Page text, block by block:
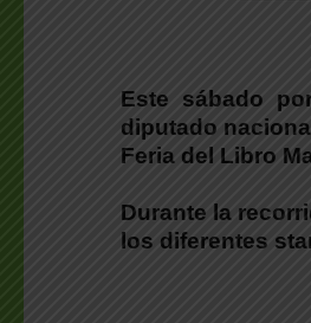
Este sábado
diputado
Feria del Libro
Durante la
los diferentes